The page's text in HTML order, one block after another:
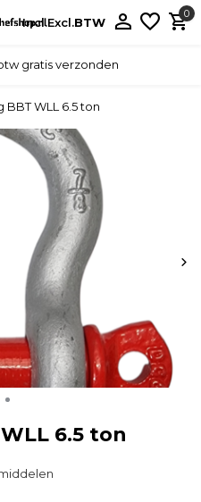
Incl.Excl.BTW
0
gratis verzonden
BBT WLL 6.5 ton
6.5 ton